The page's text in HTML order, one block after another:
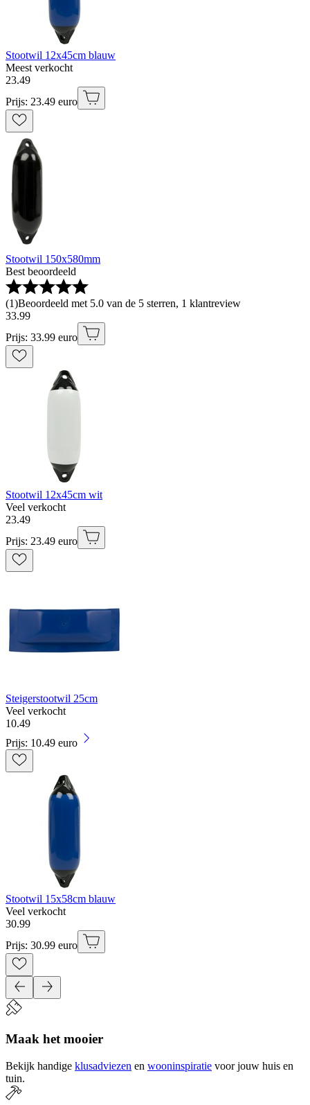
Stootwil 12x45cm blauw
Meest verkocht
23.49
Prijs: 23.49 euro
Stootwil 150x580mm
Best beoordeeld
(1)Beoordeeld met 5.0 van de 5 sterren, 1 klantreview
33.99
Prijs: 33.99 euro
Stootwil 12x45cm wit
Veel verkocht
23.49
Prijs: 23.49 euro
Steigerstootwil 25cm
Veel verkocht
10.49
Prijs: 10.49 euro
Stootwil 15x58cm blauw
Veel verkocht
30.99
Prijs: 30.99 euro
Maak het mooier
Bekijk handige klusadviezen en wooninspiratie voor jouw huis en
tuin.